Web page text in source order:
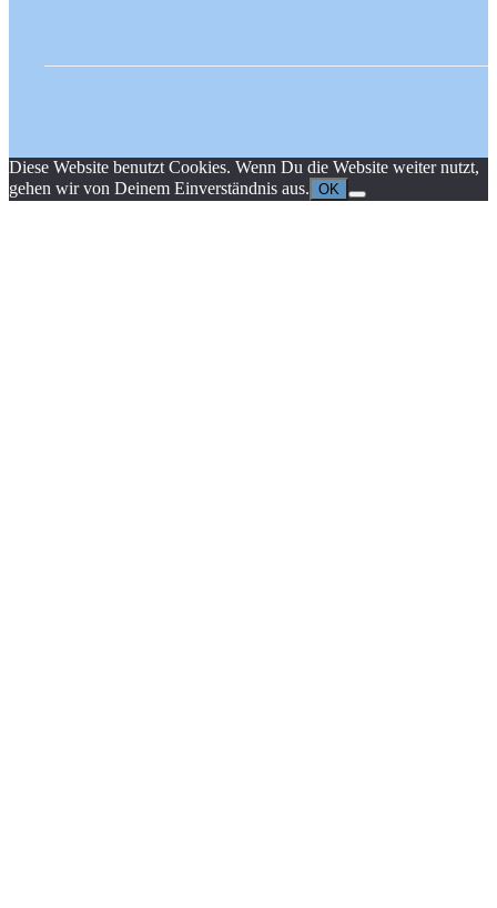
Diese Website benutzt Cookies. Wenn Du die Website weiter nutzt,
gehen wir von Deinem Einverständnis aus. OK